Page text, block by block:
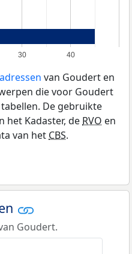
30 40
van Goudert en
die voor Goudert
De gebruikte
het Kadaster, deRVO en
van hetCBS.
Goudert.